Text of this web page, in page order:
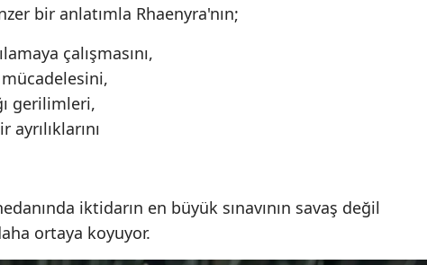
bir anlatımla Rhaenyra'nın;
çalışmasını,
gerilimleri,
iktidarın en büyük sınavının savaş değil
ortaya koyuyor.